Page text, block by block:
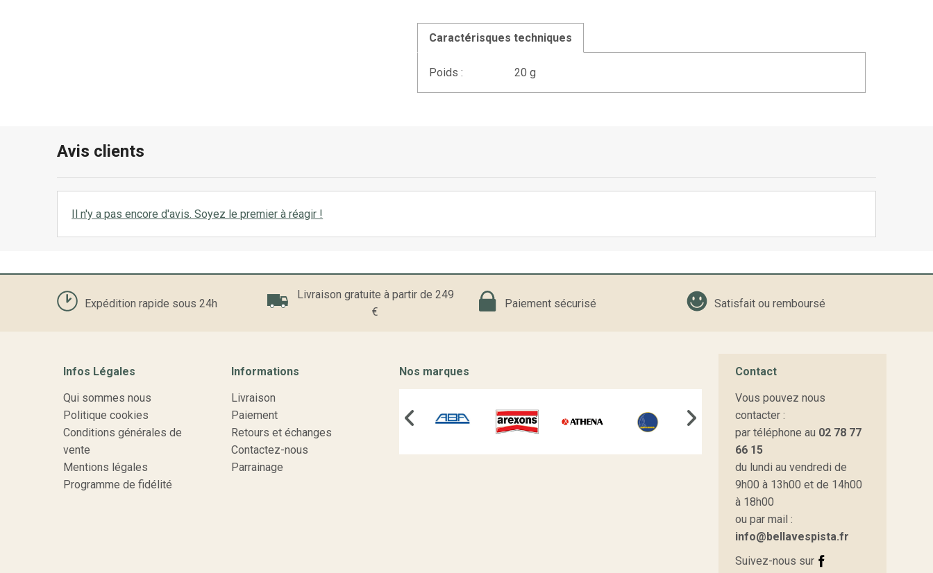
Caractérisques techniques
Poids : 20 g
Avis clients
Il n'y a pas encore d'avis. Soyez le premier à réagir !
Expédition rapide sous 24h
Livraison gratuite à partir de 249
€
Paiement sécurisé Satisfait ou remboursé
Infos Légales
Qui sommes nous
Politique cookies
Conditions générales de
vente
Mentions légales
Programme de fidélité
Informations
Livraison
Paiement
Retours et échanges
Contactez-nous
Parrainage
Nos marques
Contact
Vous pouvez nous
contacter :
par téléphone au 02 78 77
66 15
du lundi au vendredi de
9h00 à 13h00 et de 14h00
à 18h00
ou par mail :
info@bellavespista.fr
Suivez-nous sur